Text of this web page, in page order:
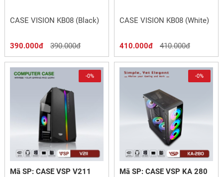
CASE VISION KB08 (Black)
390.000đ 390.000đ
CASE VISION KB08 (White)
410.000đ 410.000đ
-0%
Mã SP: CASE VSP V211
-0%
Mã SP: CASE VSP KA 280